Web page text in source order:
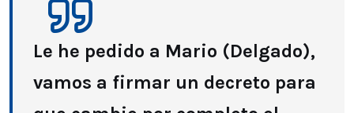
Le he pedido a Mario (Delgado),
vamos a firmar un decreto para